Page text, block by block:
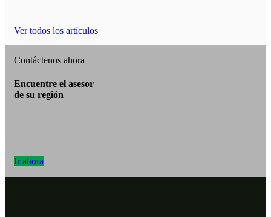
Ver todos los artículos
Contáctenos ahora
Encuentre el asesor
de su región
Ir ahora